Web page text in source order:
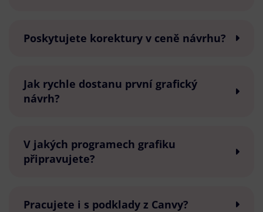
Poskytujete korektury v ceně návrhu?
Jak rychle dostanu první grafický
návrh?
V jakých programech grafiku
připravujete?
Pracujete i s podklady z Canvy?